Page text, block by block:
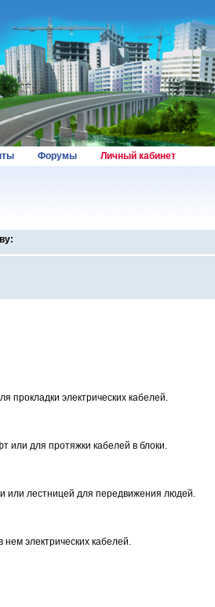
Форумы Личный кабинет
прокладки электрических кабелей.
или для протяжки кабелей в блоки.
или лестницей для передвижения людей.
электрических кабелей.